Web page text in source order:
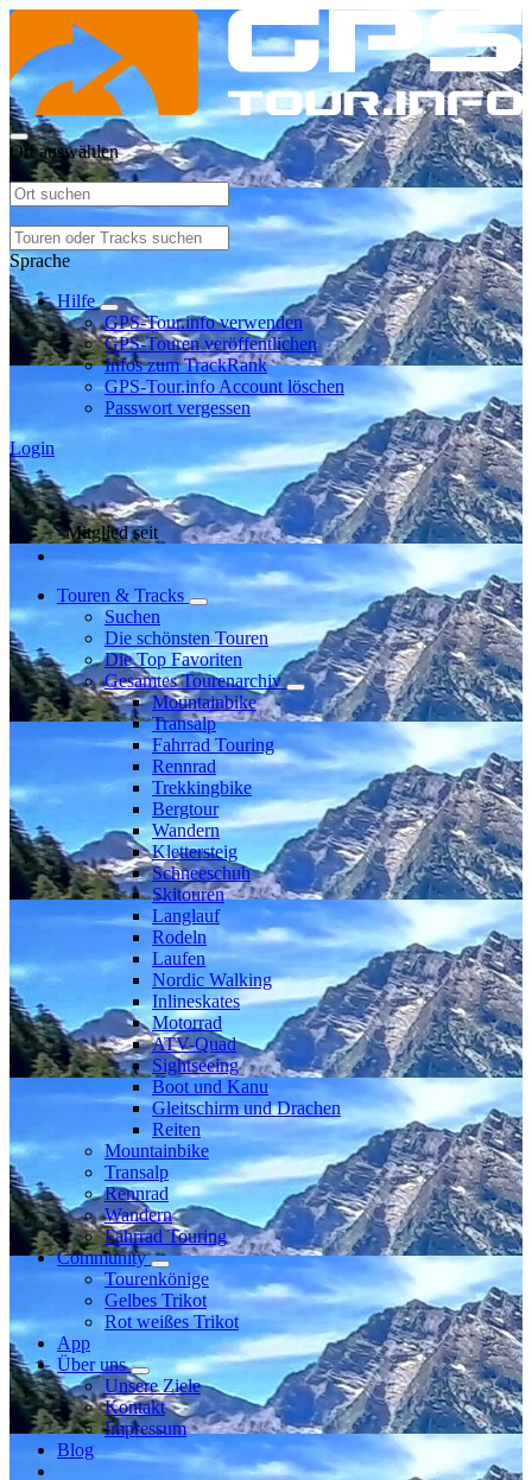
Ort auswählen
Sprache
Hilfe
GPS-Tour.info verwenden
GPS-Touren veröffentlichen
Infos zum TrackRank
GPS-Tour.info Account löschen
Passwort vergessen
Login
Mitglied seit
Touren & Tracks
Suchen
Die schönsten Touren
Die Top Favoriten
Gesamtes Tourenarchiv
Mountainbike
Transalp
Fahrrad Touring
Rennrad
Trekkingbike
Bergtour
Wandern
Klettersteig
Schneeschuh
Skitouren
Langlauf
Rodeln
Laufen
Nordic Walking
Inlineskates
Motorrad
ATV-Quad
Sightseeing
Boot und Kanu
Gleitschirm und Drachen
Reiten
Mountainbike
Transalp
Rennrad
Wandern
Fahrrad Touring
Community
Tourenkönige
Gelbes Trikot
Rot weißes Trikot
App
Über uns
Unsere Ziele
Kontakt
Impressum
Blog